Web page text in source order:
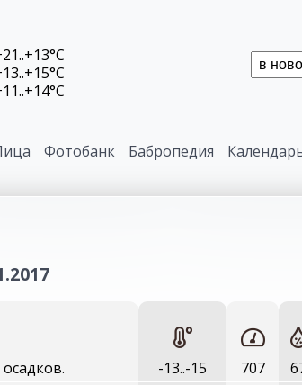
Фотобанк Бабропедия
-13..-15 707